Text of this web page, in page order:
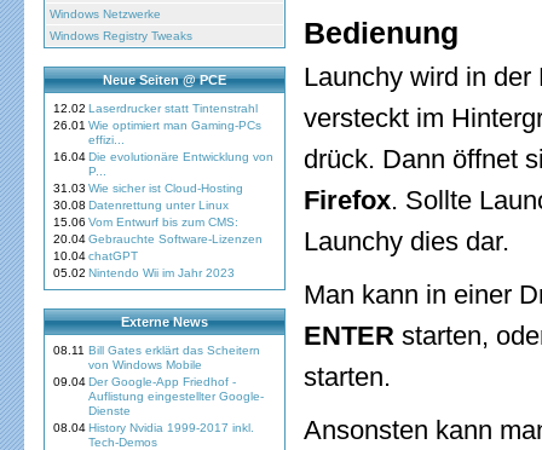
Windows Netzwerke
Windows Registry Tweaks
Neue Seiten @ PCE
12.02 Laserdrucker statt Tintenstrahl
26.01 Wie optimiert man Gaming-PCs
effizi...
16.04Die evolutionäre Entwicklung von
P...
31.03 Wie sicher ist Cloud-Hosting
30.08 Datenrettung unter Linux
15.06 Vom Entwurf bis zum CMS:
20.04Gebrauchte Software-Lizenzen
10.04chatGPT
05.02 Nintendo Wii im Jahr 2023
Externe News
08.11 Bill Gates erklärt das Scheitern
von Windows Mobile
09.04Der Google-App Friedhof -
Auflistung eingestellter Google-
Dienste
08.04History Nvidia 1999-2017 inkl.
Tech-Demos
Bedienung
Launchy wird in
versteckt im
drück. Dann öffnet
Firefox. Sollte
Launchy dies dar.
Man kann in einer
ENTER starten,
starten.
Ansonsten kann